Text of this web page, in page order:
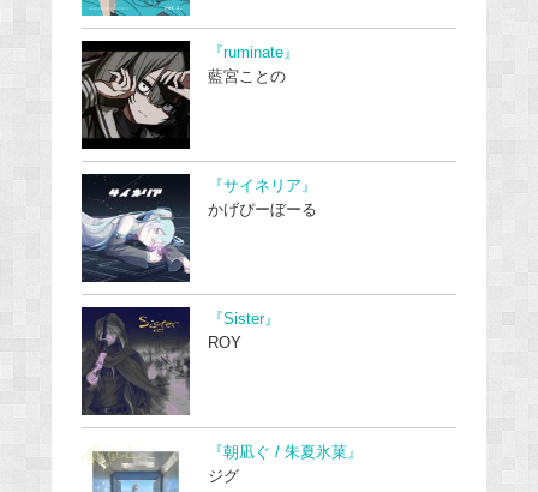
『ruminate』
藍宮ことの
『サイネリア』
かげぴーぼーる
『Sister』
ROY
『朝凪ぐ / 朱夏氷菓』
ジグ